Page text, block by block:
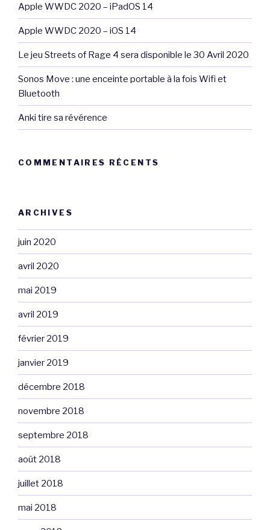
Apple WWDC 2020 – iPadOS 14
Apple WWDC 2020 – iOS 14
Le jeu Streets of Rage 4 sera disponible le 30 Avril 2020
Sonos Move : une enceinte portable à la fois Wifi et
Bluetooth
Anki tire sa révérence
COMMENTAIRES RÉCENTS
ARCHIVES
juin 2020
avril 2020
mai 2019
avril 2019
février 2019
janvier 2019
décembre 2018
novembre 2018
septembre 2018
août 2018
juillet 2018
mai 2018